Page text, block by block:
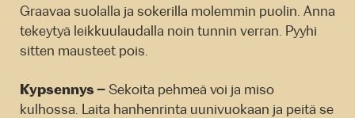
Graavaa suolalla ja sokerilla molemmin puolin. Anna
tekeytyä leikkuulaudalla noin tunnin verran. Pyyhi
sitten mausteet pois.
Kypsennys – Sekoita pehmeä voi ja miso
kulhossa. Laita hanhenrinta uunivuokaan ja peitä se